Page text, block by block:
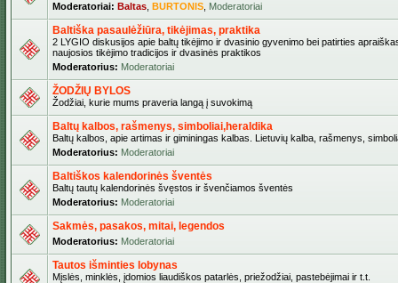
Moderatoriai: Baltas BURTONIS Moderatoriai
Baltiška pasaulėžiūra, tikėjimas, praktika
2 LYGIO diskusijos apie baltų tikėjimo ir dvasinio gyvenimo bei patirties
naujosios tikėjimo tradicijos ir dvasinės praktikos
Moderatorius: Moderatoriai
ŽODŽIŲ BYLOS
Žodžiai, kurie mums praveria langą į suvokimą
Baltų kalbos, rašmenys, simboliai,heraldika
Baltų kalbos, apie artimas ir giminingas kalbas. Lietuvių kalba, rašmenys,
Moderatorius: Moderatoriai
Baltiškos kalendorinės šventės
Baltų tautų kalendorinės švęstos ir švenčiamos šventės
Moderatorius: Moderatoriai
Sakmės, pasakos, mitai, legendos
Moderatorius: Moderatoriai
Tautos išminties lobynas
Mįslės, minklės, įdomios liaudiškos patarlės, priežodžiai, pastebėjimai ir t.t.